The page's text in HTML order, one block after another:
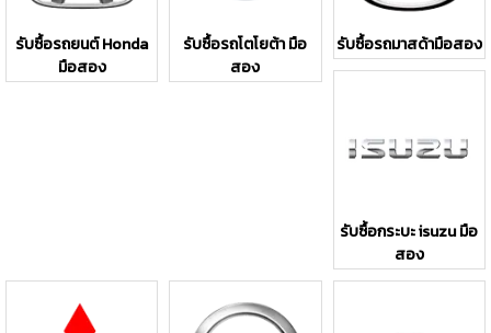
รับซื้อรถยนต์ Honda
มือสอง
รับซื้อรถโตโยต้า มือ
สอง
รับซื้อรถมาสด้ามือสอง
รับซื้อกระบะ isuzu มือ
สอง